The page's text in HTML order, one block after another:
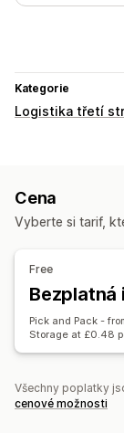
Kategorie
Logistika třetí
Cena
Vyberte si tarif,
Free
Bezplatná
Pick and Pack -
Storage at £0.48
Všechny poplatky
cenové možnosti